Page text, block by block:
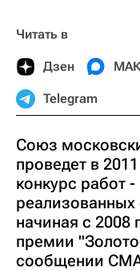
Читать в
Дзен
Telegram
Союз
проведет в
конкурс работ
начиная с 2008
премии
сообщении